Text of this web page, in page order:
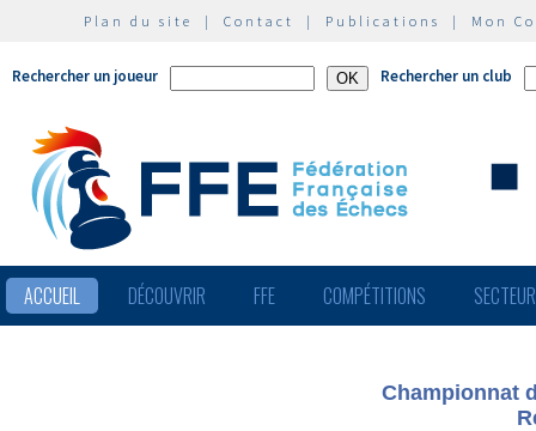
Plan du site | Contact | Publications | Mon
Rechercher un joueur Rechercher un club
ACCUEIL DÉCOUVRIR FFE COMPÉTITIONS
Championnat